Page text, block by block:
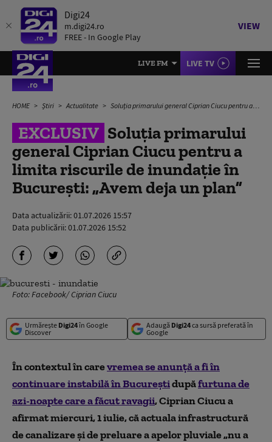
Digi24
m.digi24.ro
FREE - In Google Play
VIEW
LIVE FM LIVE TV
HOME Știri Actualitate Soluția primarului general Ciprian Ciucu pentru a limita riscurile de inundație în București: „Avem deja un plan”
EXCLUSIV Soluția primarului
general Ciprian Ciucu pentru a
limita riscurile de inundație în
București: „Avem deja un plan”
Data actualizării:01.07.2026 15:57
Data publicării:01.07.2026 15:52
Foto: Facebook/ Ciprian Ciucu
Urmărește Digi24în Google
Discover
Adaugă Digi24ca sursă preferată în
Google
În contextul în carevremea se anunță a fi în
continuare instabilă în Bucureștidupăfurtuna de
azi-noapte care a făcut ravagii, Ciprian Ciucu a
afirmat miercuri, 1 iulie, că actuala infrastructură
de canalizare și de preluare a apelor pluviale „nu a